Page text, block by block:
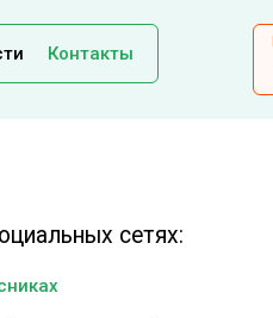
Контакты
сетях: